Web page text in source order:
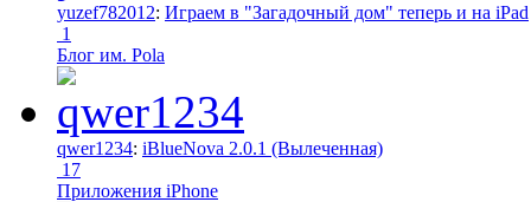
yuzef782012: Играем в "Загадочный дом" теперь и на iPad
1
Блог им. Pola
qwer1234: iBlueNova 2.0.1 (Вылеченная)
17
Приложения iPhone